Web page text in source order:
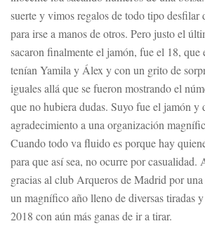
suerte y vimos regalos de todo tipo desfilar
para irse a manos de otros. Pero justo el
sacaron finalmente el jamón, fue el 18, que
tenían Yamila y Álex y con un grito de
iguales allá que se fueron mostrando el
que no hubiera dudas. Suyo fue el jamón y
agradecimiento a una organización
Cuando todo va fluido es porque hay
para que así sea, no ocurre por casualidad.
gracias al club Arqueros de Madrid por
un magnífico año lleno de diversas tiradas
2018 con aún más ganas de ir a tirar.